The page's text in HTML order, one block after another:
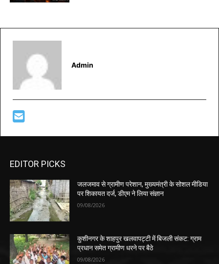
Admin
EDITOR PICKS
जलजमाव से ग्रामीण परेशान, मुख्यमंत्री के सोशल मीडिया
पर शिकायत दर्ज, डीएम ने लिया संज्ञान
09/08/2026
कुशीनगर के शाहपुर खलवापट्टी में बिजली संकट: ग्राम
प्रधान समेत ग्रामीण धरने पर बैठे
09/08/2026